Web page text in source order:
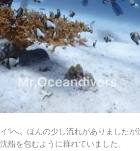
1へ。ほんの少し流れがありましたが
船を包むように群れていました。